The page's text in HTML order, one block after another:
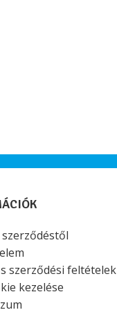
szerződéstől
szerződési feltételek
kezelése